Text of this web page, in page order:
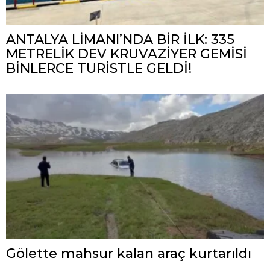
ANTALYA LİMANI’NDA BİR İLK: 335
METRELİK DEV KRUVAZİYER GEMİSİ
BİNLERCE TURİSTLE GELDİ!
Gölette mahsur kalan araç kurtarıldı